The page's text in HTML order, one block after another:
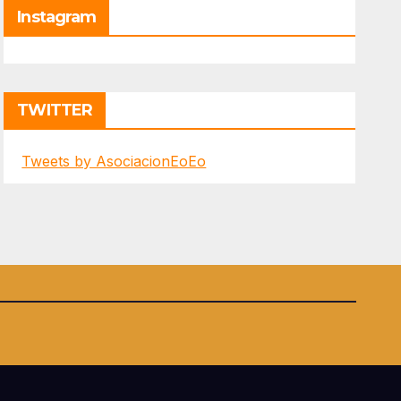
Instagram
TWITTER
Tweets by AsociacionEoEo